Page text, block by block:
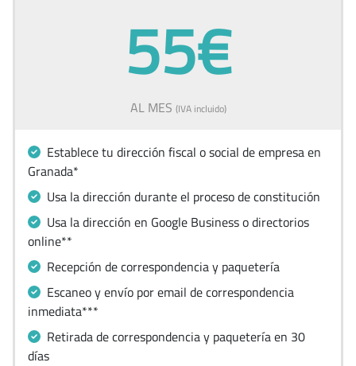
55€
AL MES (IVA incluido)
Establece tu dirección fiscal o social de empresa en
Granada*
Usa la dirección durante el proceso de constitución
Usa la dirección en Google Business o directorios
online**
Recepción de correspondencia y paquetería
Escaneo y envío por email de correspondencia
inmediata***
Retirada de correspondencia y paquetería en 30
días